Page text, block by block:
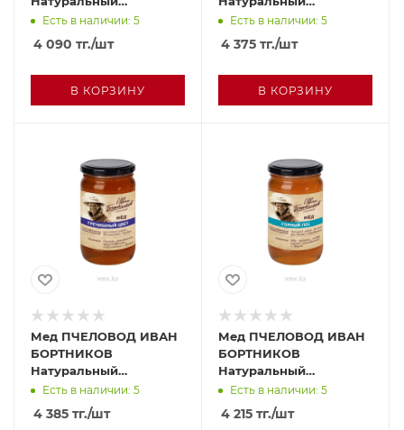
цветочный
полифлорный Луговое
разнотравье 500г с/б
Есть в наличии: 5
4 090 тг./шт
В КОРЗИНУ
цветочный
полифлорный
Липовый цвет 500г с/б
Есть в наличии: 5
4 375 тг./шт
В КОРЗИНУ
Мед ПЧЕЛОВОД ИВАН
БОРТНИКОВ
Натуральный
цветочный
полифлорный
Гречишный цвет 500г
Есть в наличии: 5
4 385 тг./шт
Мед ПЧЕЛОВОД ИВАН
БОРТНИКОВ
Натуральный
цветочный
полифлорный Горный
лес 500г с/б
Есть в наличии: 5
4 215 тг./шт